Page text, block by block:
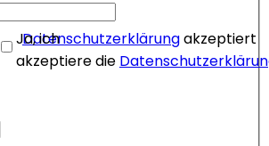
Datenschutzerklärungakzeptiert
Ja, ich
akzeptiere die